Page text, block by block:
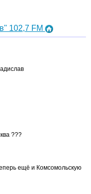
102,7 FM
???
ещё и Комсомольскую